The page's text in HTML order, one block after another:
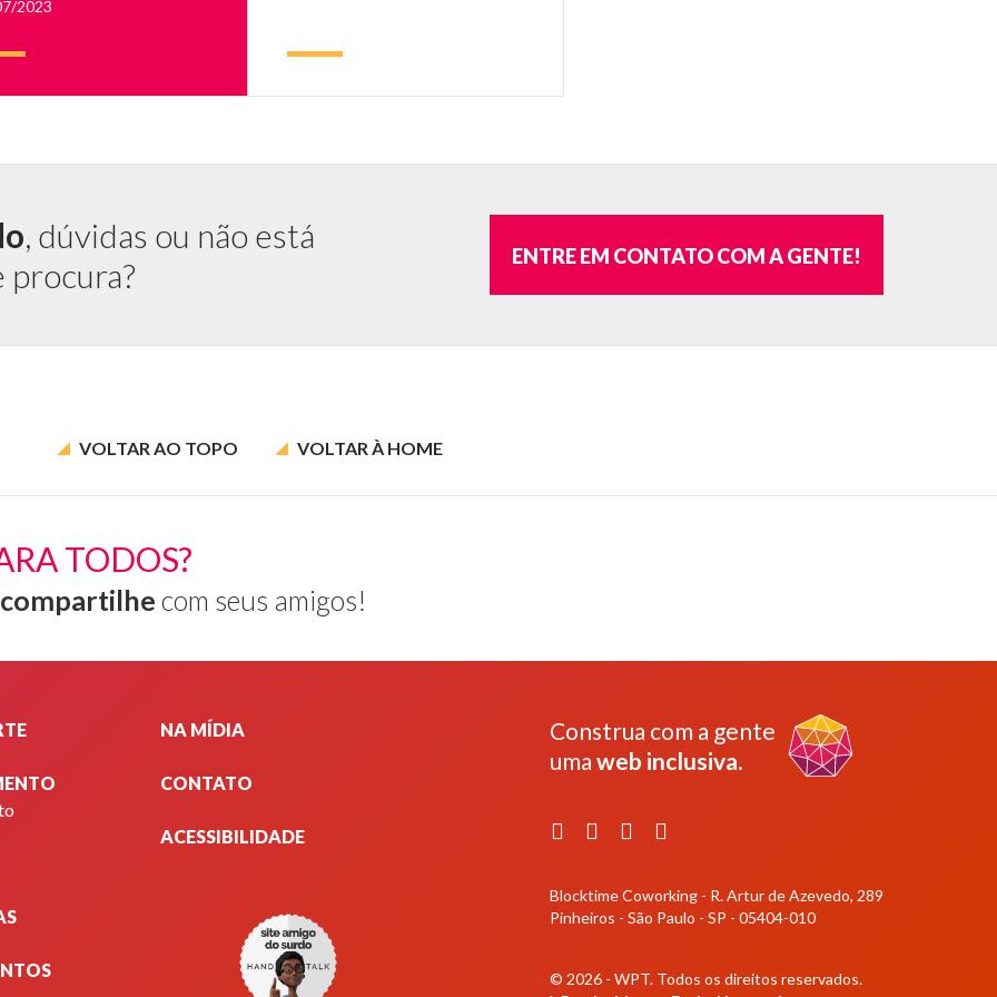
2023
, dúvidas ou não está
ENTRE EM CONTATO COM A GENTE!
VOLTAR AO TOPO VOLTAR À HOME
TODOS?
compartilhe com seus amigos!
NA MÍDIA
CONTATO
ACESSIBILIDADE
Construa com a gente
uma web inclusiva.
Facebook
Instagram
YouTube
Blocktime Coworking - R. Artur de Azevedo, 289
Pinheiros - São Paulo - SP - 05404-010
© 2026 - WPT. Todos os direitos reservados.